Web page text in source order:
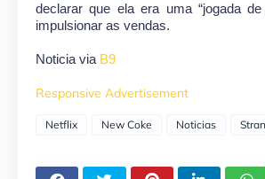
declarar que ela era uma “jogada de
impulsionar as vendas.
Noticia via B9
Responsive Advertisement
Netflix New Coke Noticias